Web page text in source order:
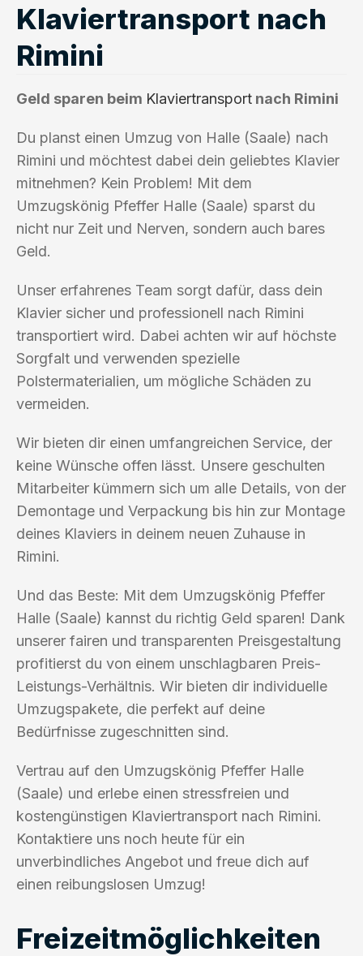
Klaviertransport nach
Rimini
Geld sparen beim Klaviertransport nach Rimini
Du planst einen Umzug von Halle (Saale) nach
Rimini und möchtest dabei dein geliebtes Klavier
mitnehmen? Kein Problem! Mit dem
Umzugskönig Pfeffer Halle (Saale) sparst du
nicht nur Zeit und Nerven, sondern auch bares
Geld.
Unser erfahrenes Team sorgt dafür, dass dein
Klavier sicher und professionell nach Rimini
transportiert wird. Dabei achten wir auf höchste
Sorgfalt und verwenden spezielle
Polstermaterialien, um mögliche Schäden zu
vermeiden.
Wir bieten dir einen umfangreichen Service, der
keine Wünsche offen lässt. Unsere geschulten
Mitarbeiter kümmern sich um alle Details, von der
Demontage und Verpackung bis hin zur Montage
deines Klaviers in deinem neuen Zuhause in
Rimini.
Und das Beste: Mit dem Umzugskönig Pfeffer
Halle (Saale) kannst du richtig Geld sparen! Dank
unserer fairen und transparenten Preisgestaltung
profitierst du von einem unschlagbaren Preis-
Leistungs-Verhältnis. Wir bieten dir individuelle
Umzugspakete, die perfekt auf deine
Bedürfnisse zugeschnitten sind.
Vertrau auf den Umzugskönig Pfeffer Halle
(Saale) und erlebe einen stressfreien und
kostengünstigen Klaviertransport nach Rimini.
Kontaktiere uns noch heute für ein
unverbindliches Angebot und freue dich auf
einen reibungslosen Umzug!
Freizeitmöglichkeiten